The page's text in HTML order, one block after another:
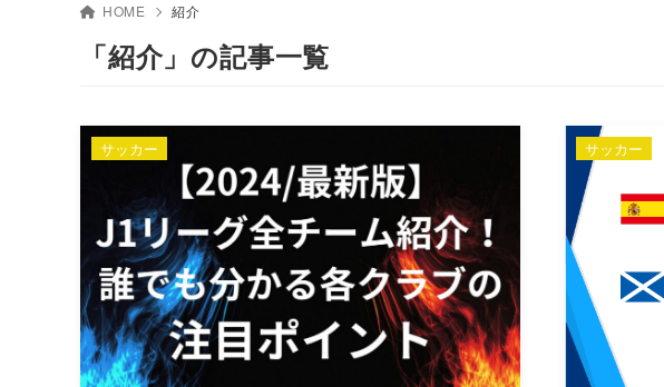
HOME 紹介
「紹介」の記事一覧
サッカー サッカー